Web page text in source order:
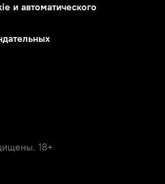
и автоматического
18+